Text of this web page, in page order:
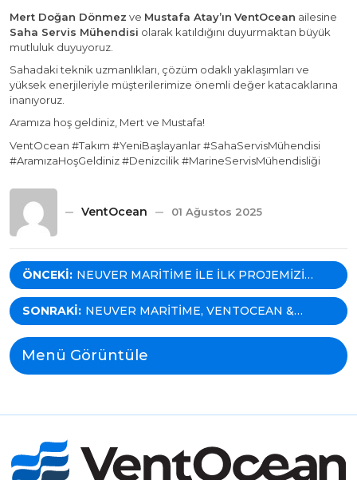
Mert Doğan Dönmez ve Mustafa Atay’ın VentOcean ailesine
Saha Servis Mühendisi olarak katıldığını duyurmaktan büyük
mutluluk duyuyoruz.
Sahadaki teknik uzmanlıkları, çözüm odaklı yaklaşımları ve
yüksek enerjileriyle müşterilerimize önemli değer katacaklarına
inanıyoruz.
Aramıza hoş geldiniz, Mert ve Mustafa!
VentOcean #Takım #YeniBaşlayanlar #SahaServisMühendisi
#AramızaHoşGeldiniz #Denizcilik #MarineServisMühendisliği
VentOcean 01 Ağustos 2025
Yazı
gezinmesi
ÖNCEKI: NEUVER MARITIME ILE ILK PROJEMIZI
HICRI ERCILI IÇIN GERÇEKLEŞTIRMEKTEN
GURUR DUYUYORUZ!
SONRAKI: NEUVER MARITIME, VENTOCEAN &
GELIBOLU TERSANESI DÜNYANIN İLK
GEMISI İÇIN ANLAŞTI!
Menü Görüntüle